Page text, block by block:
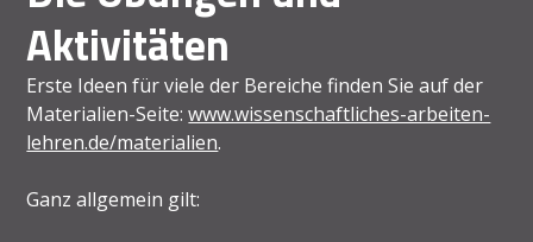
Aktivitäten
Erste Ideen für viele der Bereiche finden Sie auf der
Materialien-Seite:www.wissenschaftliches-arbeiten-
lehren.de/materialien.
Ganz allgemein gilt: